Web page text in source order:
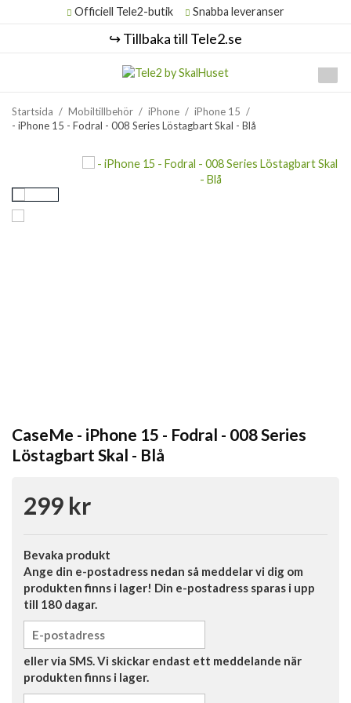
Officiell Tele2-butik Snabba leveranser
↪️ Tillbaka till Tele2.se
Startsida / Mobiltillbehör / iPhone / iPhone 15 /
- iPhone 15 - Fodral - 008 Series Löstagbart Skal - Blå
CaseMe - iPhone 15 - Fodral - 008 Series
Löstagbart Skal - Blå
299 kr
Bevaka produkt
Ange din e-postadress nedan så meddelar vi dig om
produkten finns i lager! Din e-postadress sparas i upp
till 180 dagar.
eller via SMS. Vi skickar endast ett meddelande när
produkten finns i lager.